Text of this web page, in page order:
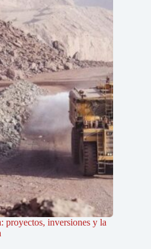
proyectos, inversiones y la